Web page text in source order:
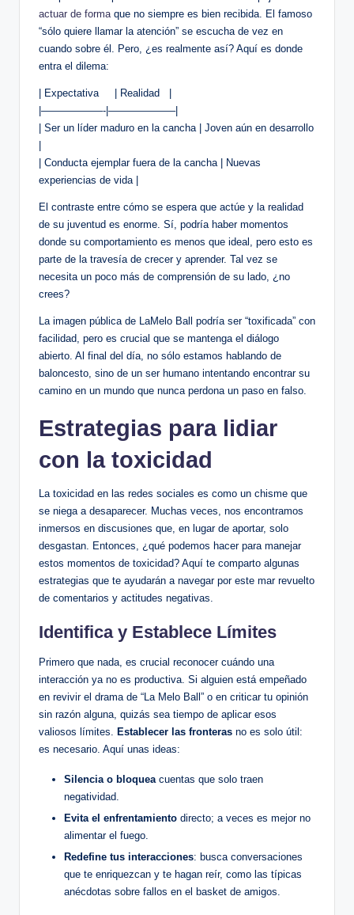
actuar de forma⁤ que no ⁣siempre es bien recibida. El famoso​
“sólo ⁣quiere llamar la atención” se escucha de vez ​en
cuando sobre​ él. Pero, ¿es ⁣realmente así? ‍Aquí es ⁤donde
entra el dilema:
| Expectativa ⁣ ‌ ⁢ ‍ | Realidad ⁤ ⁢ |
|——————-|——————–|
| Ser un líder⁣ maduro en la cancha | Joven‌ aún en⁣ desarrollo
| Conducta ejemplar ​fuera de la cancha | Nuevas
experiencias de vida |
El contraste entre cómo se espera que actúe y la realidad⁤
de ⁣su juventud es⁤ enorme. Sí,⁢ podría haber‌ momentos
donde su ‍comportamiento es⁢ menos que ideal, ⁢pero esto es​
parte de la ‍travesía de crecer y⁢ aprender. Tal vez ‌se
necesita un​ poco más de comprensión de su‌ lado, ¿no
crees?
La imagen pública de LaMelo Ball podría ser “toxificada” con​
facilidad, pero‌ es crucial⁣ que se mantenga el diálogo
abierto. Al final del día, no sólo estamos hablando de
baloncesto, sino de ​un ser​ humano⁤ intentando encontrar su
camino en un mundo que nunca perdona ‌un paso en falso.
Estrategias para lidiar
con la toxicidad
La toxicidad en las redes sociales es como un chisme que
se niega a desaparecer. Muchas veces, nos encontramos
inmersos en discusiones⁤ que,​ en lugar de⁢ aportar, solo
desgastan. Entonces,⁤ ¿qué podemos hacer para manejar‌
estos momentos de ​toxicidad? ​Aquí te comparto algunas⁤
estrategias que te ayudarán a ⁤navegar por ⁢este mar revuelto
de comentarios y ⁢actitudes negativas.
Identifica ⁤y‍ Establece Límites
Primero⁤ que nada, es crucial reconocer‌ cuándo⁤ una
interacción ya no es productiva.⁢ Si alguien está ‌empeñado
⁤en‌ revivir el drama de “La Melo Ball” o en criticar tu opinión
sin ​razón alguna, ⁤quizás sea⁤ tiempo ‌de ⁣aplicar⁤ esos
valiosos​ límites. Establecer las fronteras no es‌ solo útil:
es necesario. Aquí unas ideas:
Silencia o bloqueacuentas ‍que solo ‌traen
negatividad.
Evita ​el enfrentamiento directo; a veces ⁢es mejor no
‍alimentar el ⁢fuego.
Redefine tus interacciones: busca conversaciones‌
que te enriquezcan ⁤y te hagan reír,⁣ como las típicas
anécdotas sobre fallos en⁢ el basket de​ amigos.